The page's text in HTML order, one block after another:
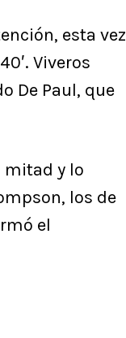
esta vez
Viveros
De Paul, que
mitad y lo
los de
el